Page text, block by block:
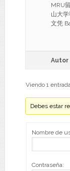
MRU
山大
文凭
Autor
Viendo 1
Debes estar
Nombre de
Contraseña: